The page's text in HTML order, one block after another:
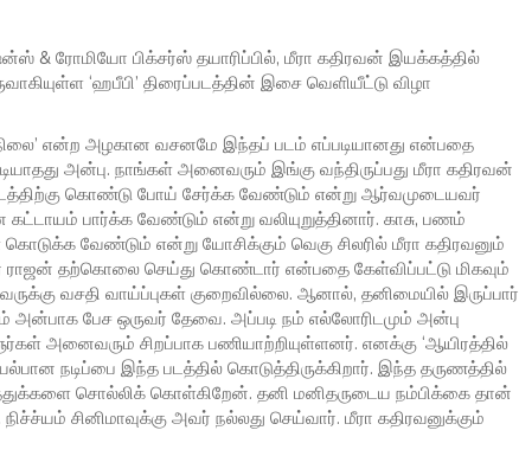
ரோமியோ பிக்சர்ஸ் தயாரிப்பில், மீரா கதிரவன் இயக்கத்தில்
‘ஹபீபி’ திரைப்படத்தின் இசை வெளியீட்டு விழா
என்ற அழகான வசனமே இந்தப் படம் எப்படியானது என்பதை
அன்பு. நாங்கள் அனைவரும் இங்கு வந்திருப்பது மீரா கதிரவன்
கொண்டு போய் சேர்க்க வேண்டும் என்று ஆர்வமுடையவர்
பார்க்க வேண்டும் என்று வலியுறுத்தினார். காசு, பணம்
வேண்டும் என்று யோசிக்கும் வெகு சிலரில் மீரா கதிரவனும்
ராஜன் தற்கொலை செய்து கொண்டார் என்பதை கேள்விப்பட்டு மிகவும்
வசதி வாய்ப்புகள் குறைவில்லை. ஆனால், தனிமையில் இருப்பார்
அன்பாக பேச ஒருவர் தேவை. அப்படி நம் எல்லோரிடமும் அன்பு
அனைவரும் சிறப்பாக பணியாற்றியுள்ளனர். எனக்கு ‘ஆயிரத்தில்
நடிப்பை இந்த படத்தில் கொடுத்திருக்கிறார். இந்த தருணத்தில்
சொல்லிக் கொள்கிறேன். தனி மனிதருடைய நம்பிக்கை தான்
சினிமாவுக்கு அவர் நல்லது செய்வார். மீரா கதிரவனுக்கும்